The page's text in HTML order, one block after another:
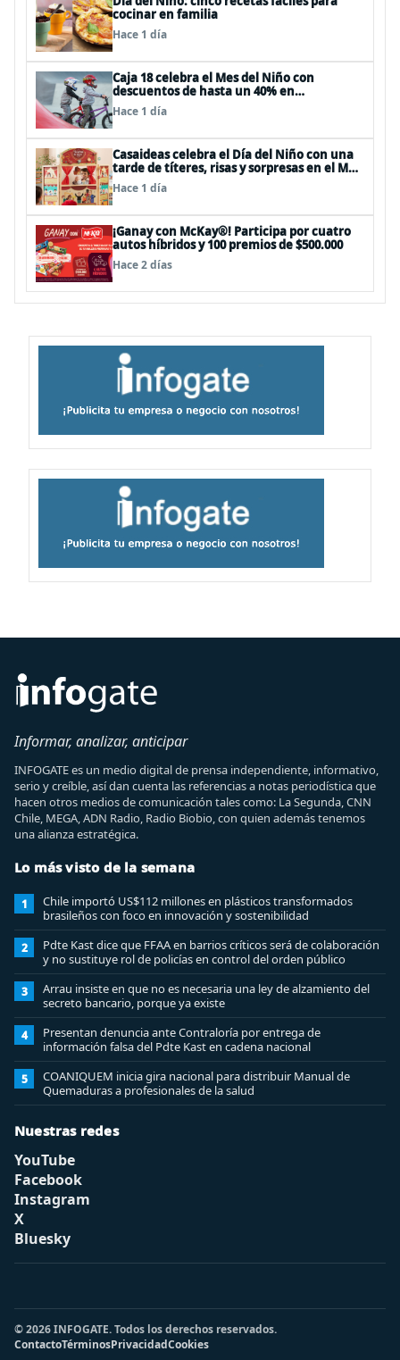
cocinar en familia
Hace 1 día
Caja 18 celebra el Mes del Niño con
descuentos de hasta un 40% en
panoramas, cine, shows y streaming
Hace 1 día
Casaideas celebra el Día del Niño con una
tarde de títeres, risas y sorpresas en el Mall
Plaza Vespucio
Hace 1 día
¡Ganay con McKay®! Participa por cuatro
autos híbridos y 100 premios de $500.000
Hace 2 días
Informar, analizar, anticipar
INFOGATE es un medio digital de prensa independiente, informativo,
serio y creíble, así dan cuenta las referencias a notas periodística que
hacen otros medios de comunicación tales como: La Segunda, CNN
Chile, MEGA, ADN Radio, Radio Biobio, con quien además tenemos
una alianza estratégica.
Lo más visto de la semana
1
Chile importó US$112 millones en plásticos transformados
brasileños con foco en innovación y sostenibilidad
2
Pdte Kast dice que FFAA en barrios críticos será de colaboración
y no sustituye rol de policías en control del orden público
3
Arrau insiste en que no es necesaria una ley de alzamiento del
secreto bancario, porque ya existe
4
Presentan denuncia ante Contraloría por entrega de
información falsa del Pdte Kast en cadena nacional
5
COANIQUEM inicia gira nacional para distribuir Manual de
Quemaduras a profesionales de la salud
Nuestras redes
YouTube
Facebook
Instagram
X
Bluesky
© 2026 INFOGATE. Todos los derechos reservados.
ContactoTérminosPrivacidadCookies